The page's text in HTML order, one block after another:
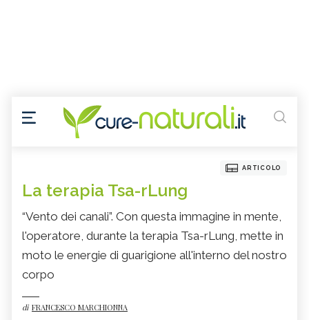
ARTICOLO
La terapia Tsa-rLung
“Vento dei canali”. Con questa immagine in mente,
l'operatore, durante la terapia Tsa-rLung, mette in
moto le energie di guarigione all'interno del nostro
corpo
di FRANCESCO MARCHIONNA